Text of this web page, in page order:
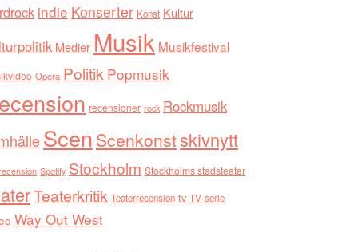
indie Konserter Konst Kultur
Medier Musik Musikfestival
Opera Politik Popmusik
recensioner rock Rockmusik
Scen Scenkonstskivnytt
Spotify Stockholm Stockholms stadsteater
Teaterkritik Teaterrecension tv TV-serie
Way Out West